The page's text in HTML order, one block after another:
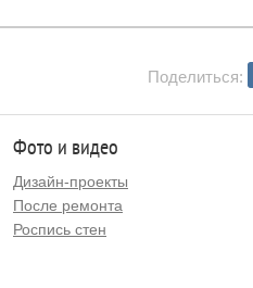
Поделиться:
Фото и видео
Дизайн-проекты
После ремонта
Роспись стен